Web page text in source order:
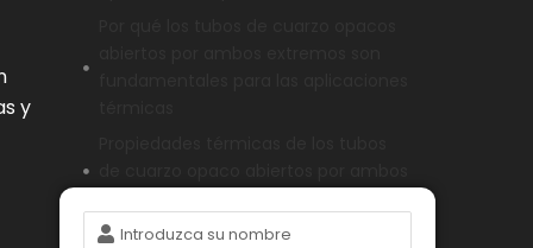
y
Comportamiento óptico de tubos de
Nombre